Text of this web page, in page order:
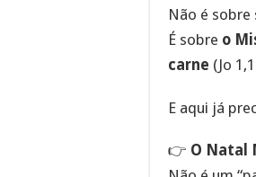
Não é
É sobre o
carne (Jo
E aqui já
👉 O Natal